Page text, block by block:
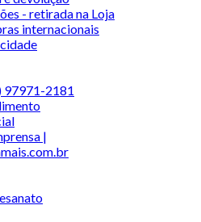
- retirada na Loja
internacionais
97971-2181
|